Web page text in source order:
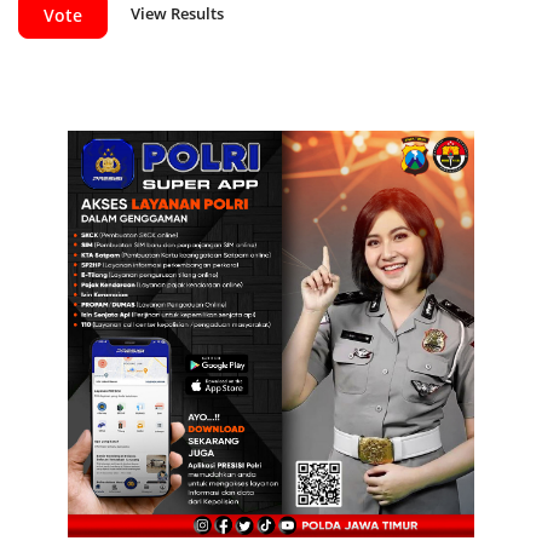
Vote View Results